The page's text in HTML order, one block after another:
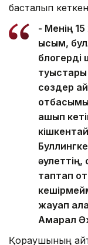
басталып
- Менің
қысым,
блогерді
туыстары
сөздер
қашып
таптап
жауап
Ақмарал
Қорғаушының